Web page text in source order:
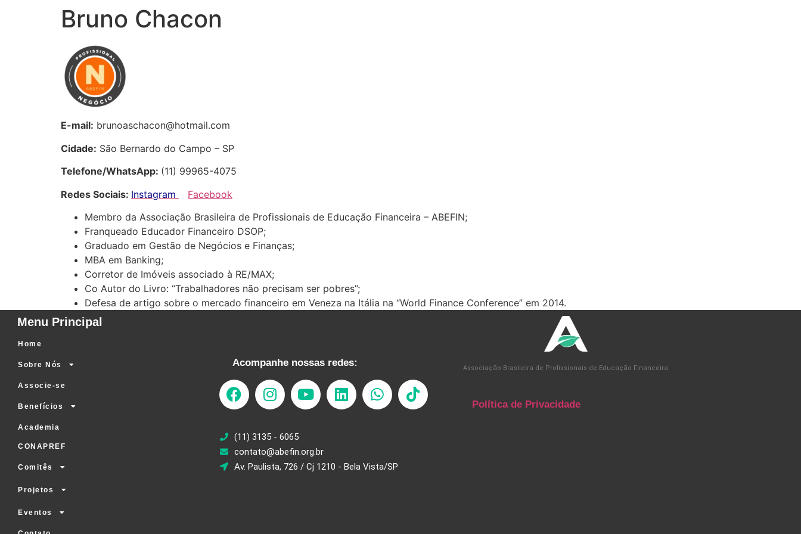
Bruno Chacon
E-mail: brunoaschacon@hotmail.com
Cidade: São Bernardo do Campo – SP
Telefone/WhatsApp: (11) 99965-4075
Redes Sociais: Instagram
Facebook
Membro da Associação Brasileira de Profissionais de Educação Financeira – ABEFIN;
Franqueado Educador Financeiro DSOP;
Graduado em Gestão de Negócios e Finanças;
MBA em Banking;
Corretor de Imóveis associado à RE/MAX;
Co Autor do Livro: “Trabalhadores não precisam ser pobres”;
Defesa de artigo sobre o mercado financeiro em Veneza na Itália na “World Finance Conference” em 2014.
Menu Principal
Home
Sobre Nós
Associe-se
Benefícios
Academia
CONAPREF
Comitês
Projetos
Eventos
Acompanhe nossas redes:
(11) 3135 - 6065
contato@abefin.org.br
Av. Paulista, 726 / Cj 1210 - Bela Vista/SP
Associação Brasileira de Profissionais de Educação Financeira
Política de Privacidade